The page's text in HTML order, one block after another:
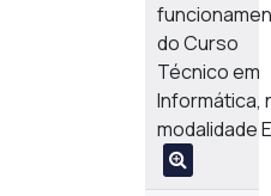
do Curso
Técnico em
Informática,
modalidade